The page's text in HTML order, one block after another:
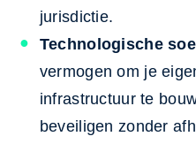
jurisdictie.
Technologische
vermogen om je
infrastructuur te
beveiligen zonder